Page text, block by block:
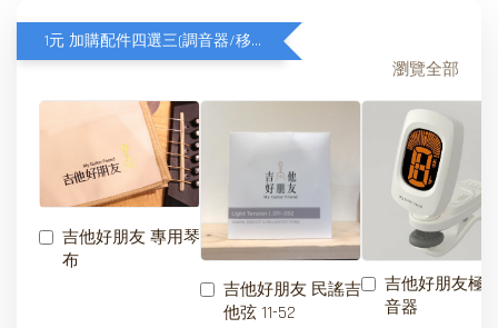
1元 加購配件四選三(調音器/移調夾/琴弦/琴布)
瀏覽全部
吉他好朋友 專用琴
布
吉他好朋友 民謠吉
他弦 11-52
吉他好朋友極
音器